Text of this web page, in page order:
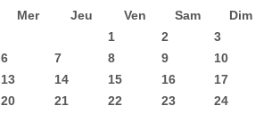
Mer Jeu Ven Sam
Dim
1
2
3
6 7 8 9
10
13 14 15 16
17
20 21 22 23
24